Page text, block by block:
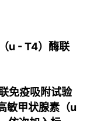
u - T4）酶联
免疫吸附试验
敏甲状腺素（u